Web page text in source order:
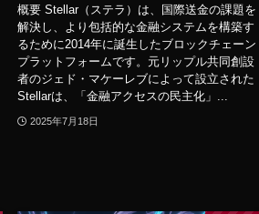
概要 Stellar（ステラ）は、国際送金の課題を
解決し、より包括的な金融システムを構築す
るために2014年に誕生したブロックチェーン
プラットフォームです。元リップル共同創設
者のジェド・マケーレブによって設立された
Stellarは、「金融アクセスの民主化」...
2025年7月18日